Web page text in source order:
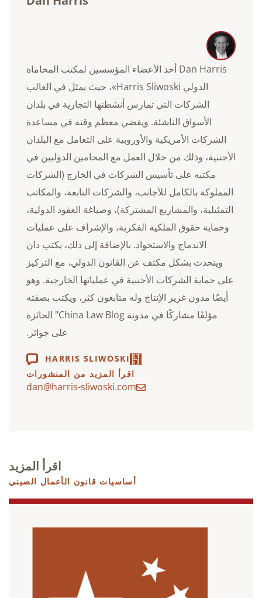
Dan Harris أحد الأعضاء المؤسسين لمكتب المحاماة
الدولي Harris Sliwoski»، حيث يمثل في الغالب
الشركات التي تمارس أنشطتها التجارية في بلدان
الأسواق الناشئة. ويقضي معظم وقته في مساعدة
الشركات الأمريكية والأوروبية على التعامل مع البلدان
الأجنبية، وذلك من خلال العمل مع المحامين الدوليين في
مكتبه على تأسيس الشركات في الخارج (الشركات
المملوكة بالكامل للأجانب، والشركات التابعة، والمكاتب
التمثيلية، والمشاريع المشتركة)، وصياغة العقود الدولية،
وحماية حقوق الملكية الفكرية، والإشراف على عمليات
الاندماج والاستحواذ. بالإضافة إلى ذلك، يكتب دان
ويتحدث بشكل مكثف عن القانون الدولي، مع التركيز
على حماية الشركات الأجنبية في عملياتها الخارجية. وهو
أيضًا مدون غزير الإنتاج وله متابعون كثر، ويكتب بصفته
مؤلفًا مشاركًا في مدونة China Law Blog" الحائزة
على جوائز.
HARRIS SLIWOSKI
اقرأ المزيد من المنشورات
dan@harris-sliwoski.com
اقرأ المزيد
أساسيات قانون الأعمال الصيني